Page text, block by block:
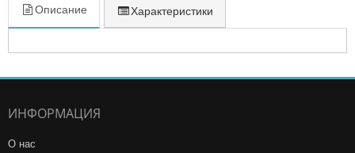
Описание Характеристики
ИНФОРМАЦИЯ
О нас